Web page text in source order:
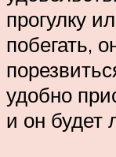
прогулку
побегать,
удобно
и он будет